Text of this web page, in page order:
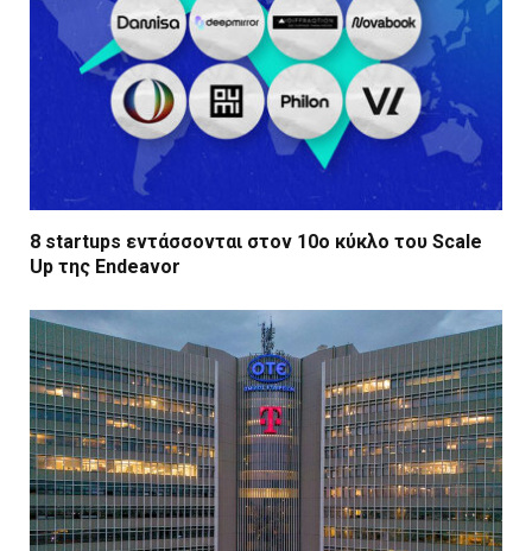
8 startups εντάσσονται στον 10ο κύκλο του Scale
Up της Endeavor